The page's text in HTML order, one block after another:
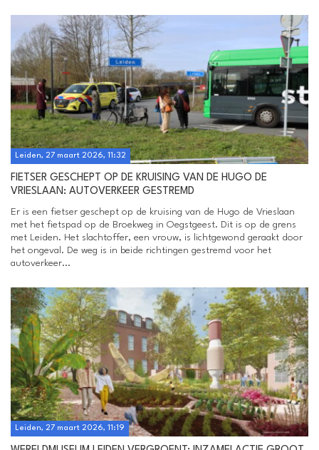
Leiden, 27 maart 2026, 11:32
FIETSER GESCHEPT OP DE KRUISING VAN DE HUGO DE
VRIESLAAN: AUTOVERKEER GESTREMD
Er is een fietser geschept op de kruising van de Hugo de Vrieslaan
met het fietspad op de Broekweg in Oegstgeest. Dit is op de grens
met Leiden. Het slachtoffer, een vrouw, is lichtgewond geraakt door
het ongeval. De weg is in beide richtingen gestremd voor het
autoverkeer...
Leiden, 27 maart 2026, 11:19